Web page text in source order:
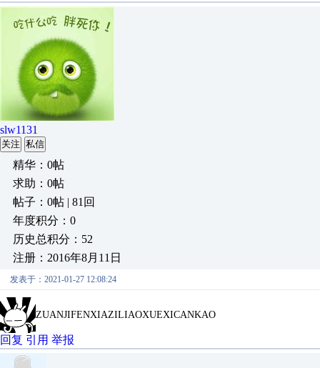
slw1131
关注 私信
精华：0帖
求助：0帖
帖子：0帖 | 81回
年度积分：0
历史总积分：52
注册：2016年8月11日
发表于：2021-01-27 12:08:24
ZUANJIFENXIAZILIAOXUEXICANKAO
回复 引用 举报